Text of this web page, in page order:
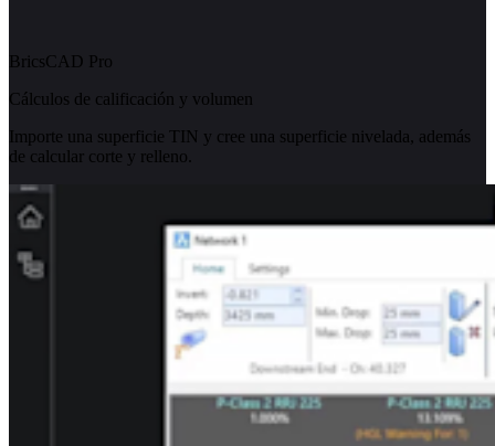
BricsCAD Pro
Cálculos de calificación y volumen
Importe una superficie TIN y cree una superficie nivelada, además
de calcular corte y relleno.